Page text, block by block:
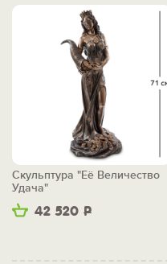
42 520 Р
Скульптура "Её Величество
Удача"